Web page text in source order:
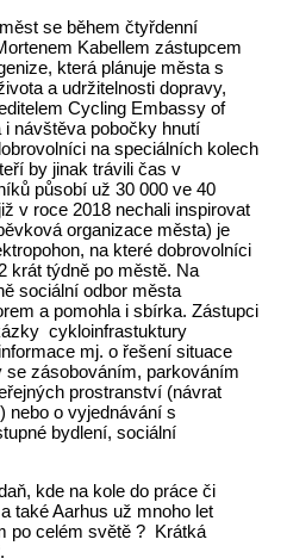
se během čtyřdenní
Kabellem zástupcem
která plánuje města s
a udržitelnosti dopravy,
Cycling Embassy of
návštěva pobočky hnutí
na speciálních kolech
by jinak trávili čas v
působí už 30 000 ve 40
v roce 2018 nechali inspirovat
organizace města) je
na které dobrovolníci
krát týdně po městě. Na
sociální odbor města
a pomohla i sbírka. Zástupci
cykloinfrastuktury
mj. o řešení situace
zásobováním, parkováním
prostranství (návrat
nebo o vyjednávání s
bydlení, sociální
kde na kole do práce či
také Aarhus už mnoho let
po celém světě ? Krátká